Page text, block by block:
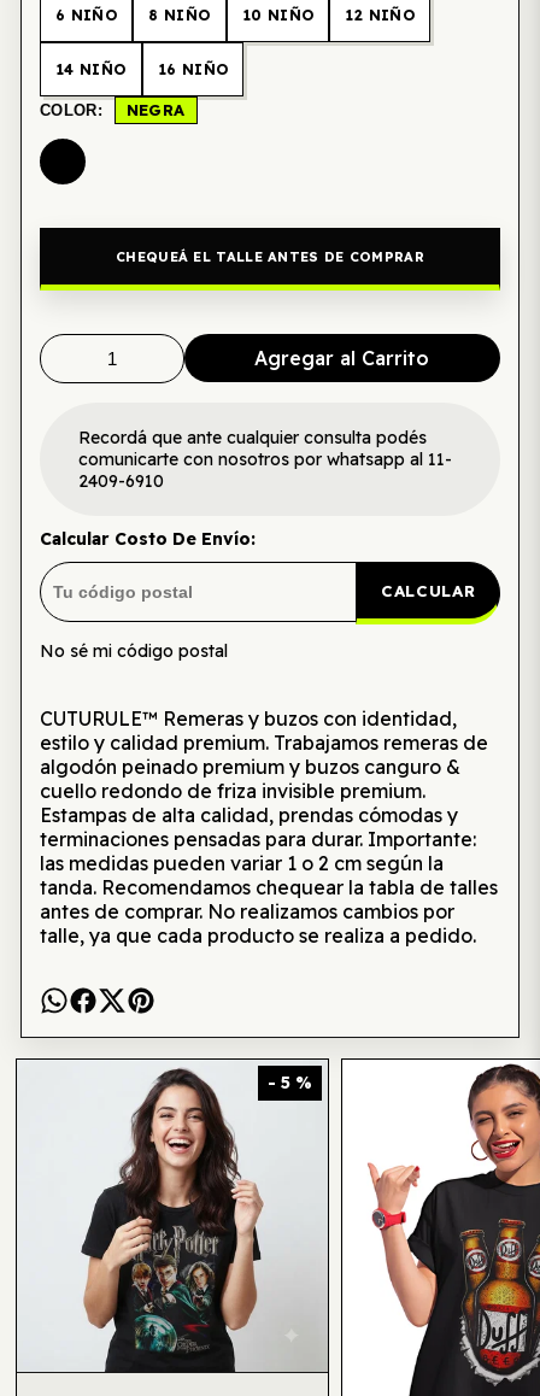
6 NIÑO 8 NIÑO 10 NIÑO 12 NIÑO
14 NIÑO 16 NIÑO
COLOR: NEGRA
CHEQUEÁ EL TALLE ANTES DE COMPRAR
Agregar al Carrito
Recordá que ante cualquier consulta podés
comunicarte con nosotros por whatsapp al 11-
2409-6910
Calcular Costo De Envío:
CALCULAR
No sé mi código postal
CUTURULE™ Remeras y buzos con identidad,
estilo y calidad premium. Trabajamos remeras de
algodón peinado premium y buzos canguro &
cuello redondo de friza invisible premium.
Estampas de alta calidad, prendas cómodas y
terminaciones pensadas para durar. Importante:
las medidas pueden variar 1 o 2 cm según la
tanda. Recomendamos chequear la tabla de talles
antes de comprar. No realizamos cambios por
talle, ya que cada producto se realiza a pedido.
Te puede interesar también
- 5 %